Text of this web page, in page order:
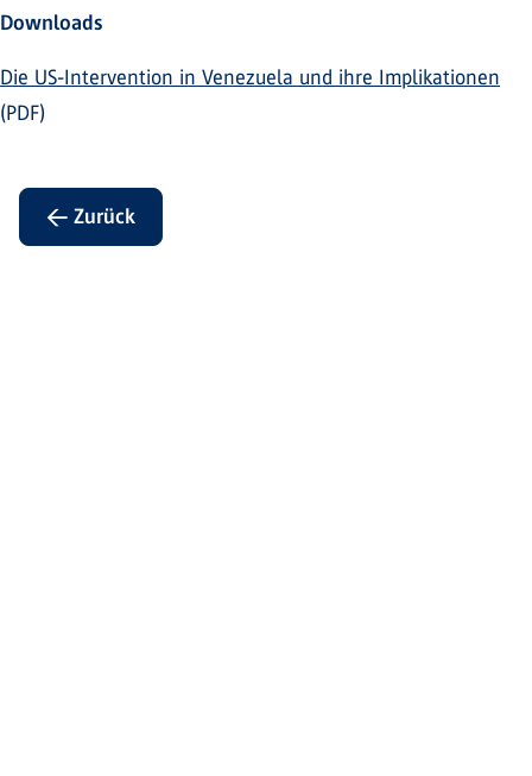
Downloads
Die US-Intervention in Venezuela und ihre Implikationen
(PDF)
← Zurück